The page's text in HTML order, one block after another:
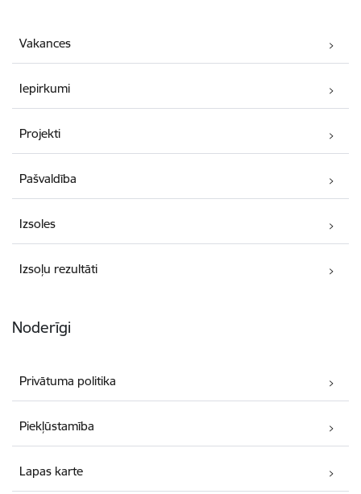
Vakances
Iepirkumi
Projekti
Pašvaldība
Izsoles
Izsoļu rezultāti
Noderīgi
Privātuma politika
Piekļūstamība
Lapas karte